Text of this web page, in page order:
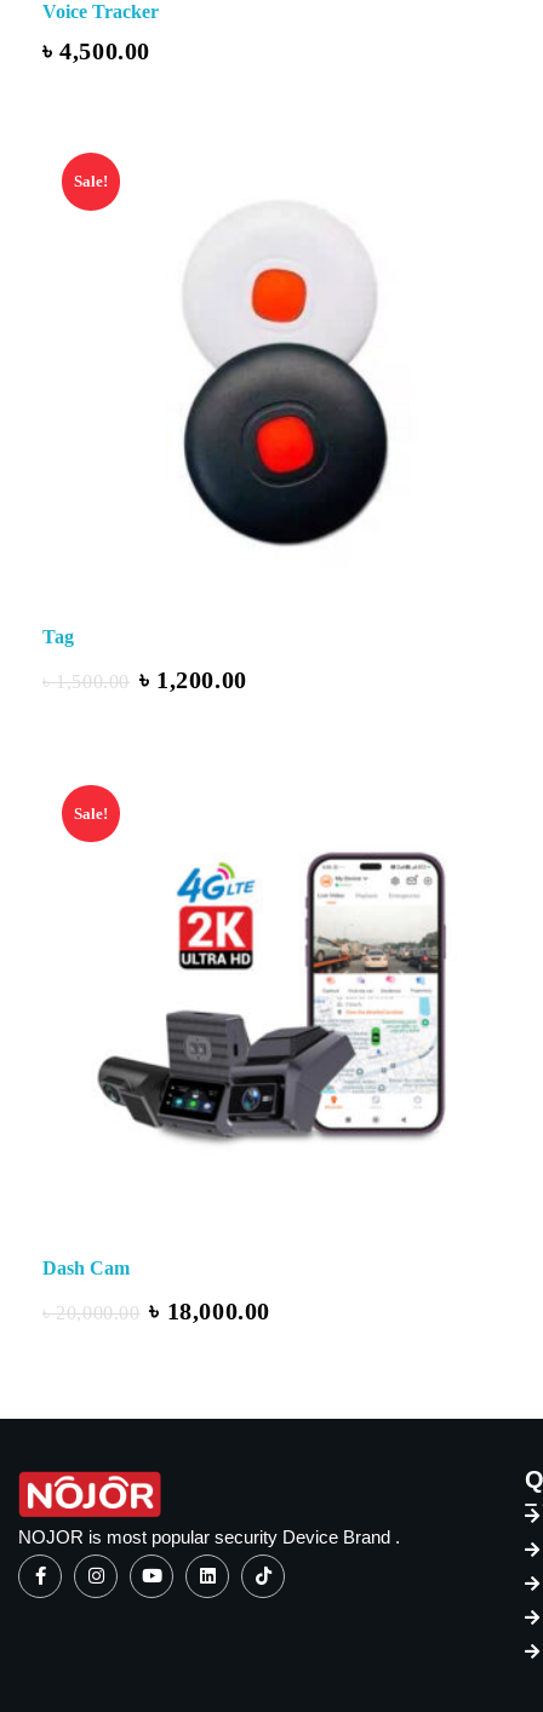
Voice Tracker
৳4,500.00
Sale!
Tag
৳1,500.00 ৳ 1,200.00
Sale!
Dash Cam
৳20,000.00 ৳ 18,000.00
NOJOR is most popular security Device Brand .